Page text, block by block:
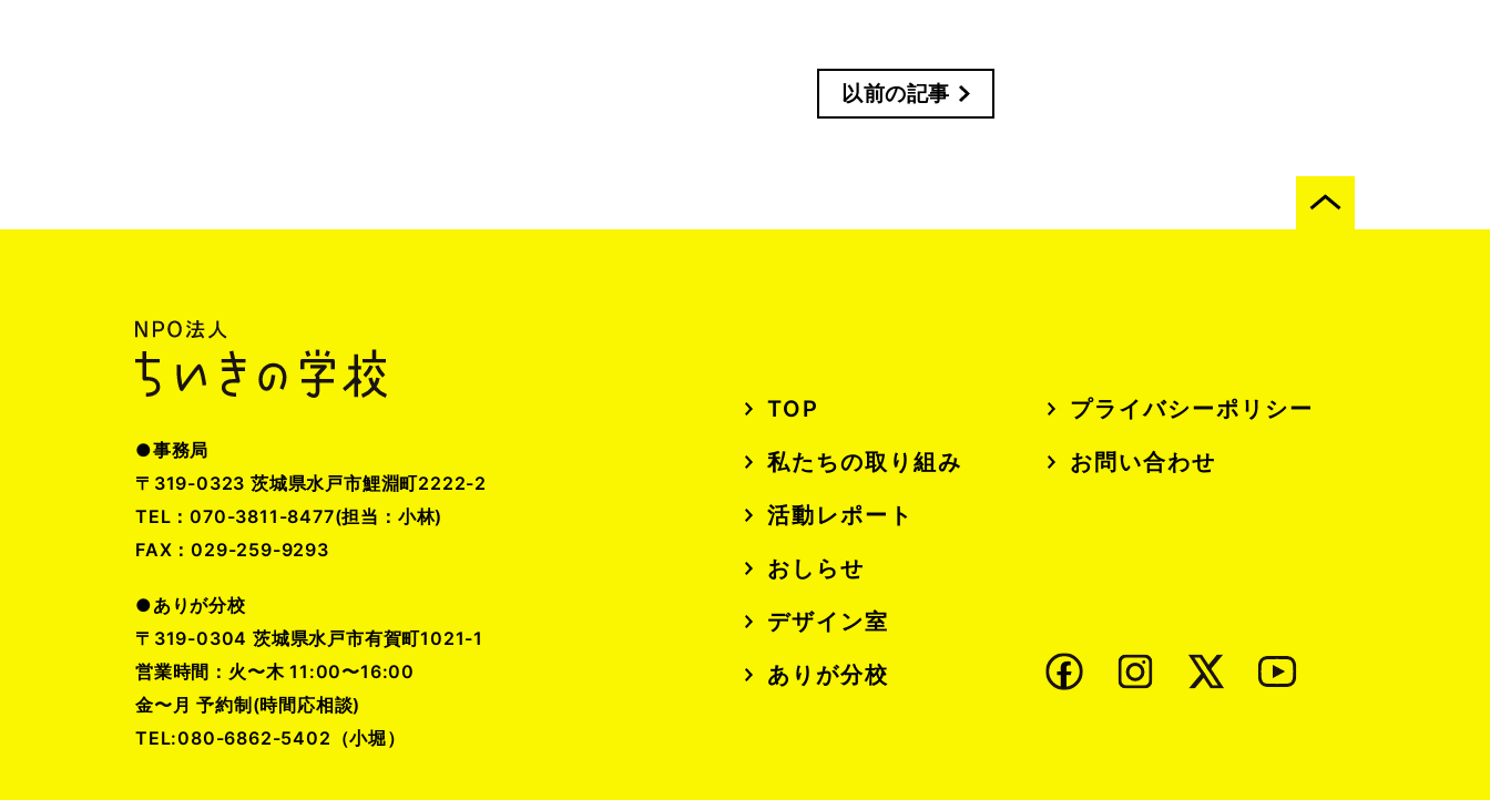
以前の記事
●事務局
〒319-0323 茨城県水戸市鯉淵町2222-2
TEL：070-3811-8477(担当：小林)
FAX：029-259-9293
●ありが分校
〒319-0304 茨城県水戸市有賀町1021-1
営業時間：火〜木 11:00〜16:00
金〜月 予約制(時間応相談)
TEL:080-6862-5402（小堀）
TOP
私たちの取り組み
活動レポート
おしらせ
デザイン室
ありが分校
プライバシーポリシー
お問い合わせ